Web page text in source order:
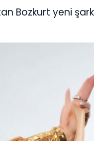
Bozkurt yeni